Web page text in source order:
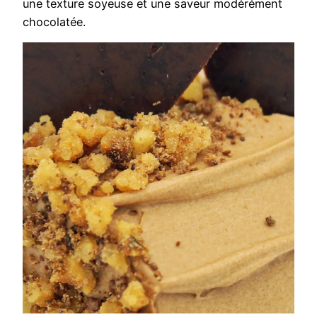
une texture soyeuse et une saveur modérément
chocolatée.